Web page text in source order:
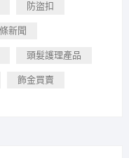
防盜扣
新聞
頭髮護理產品
飾金買賣